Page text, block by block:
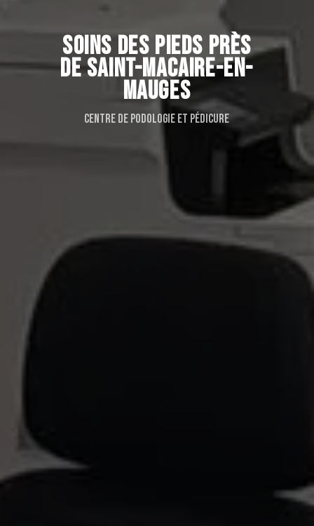
SOINS DES PIEDS PRÈS
DE SAINT-MACAIRE-EN-
MAUGES
Centre de podologie et pédicure